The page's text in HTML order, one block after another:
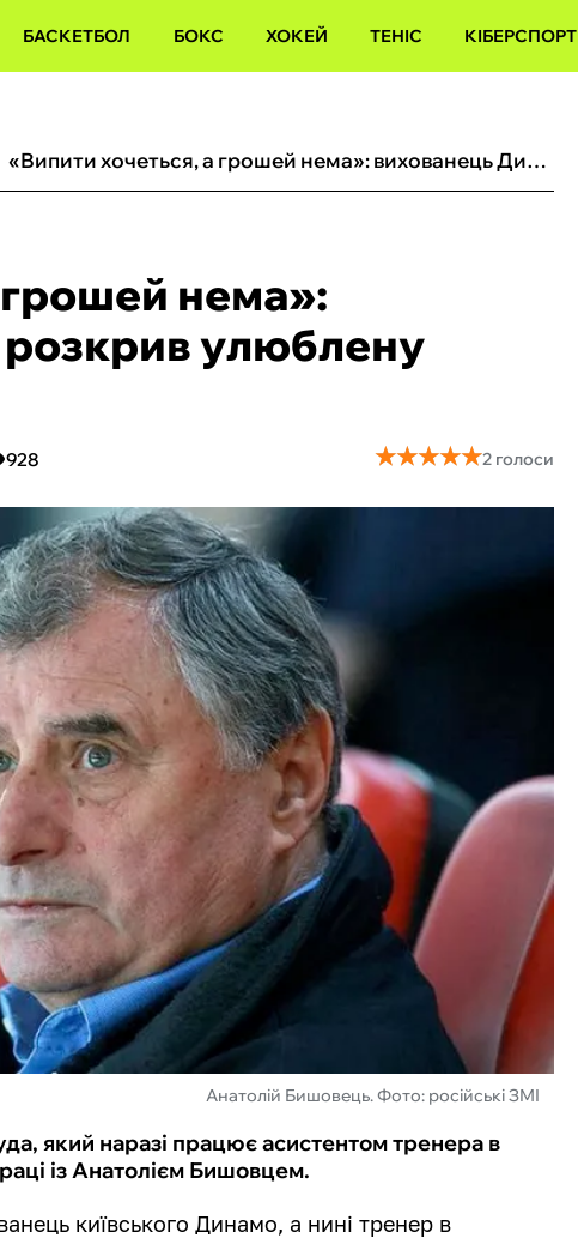
БАСКЕТБОЛ БОКС ХОКЕЙ ТЕНІС КІБЕРСПОРТ
«Випити хочеться, а грошей нема‎»: вихованець Динамо розкрив улюблену фразу легенди киян
нема‎»:
улюблену
928 ★★★★★
★★★★★2 голоси
Анатолій Бишовець. Фото: російські ЗМІ
який наразі працює асистентом тренера в
із Анатолієм Бишовцем.
київського Динамо, а нині тренер в